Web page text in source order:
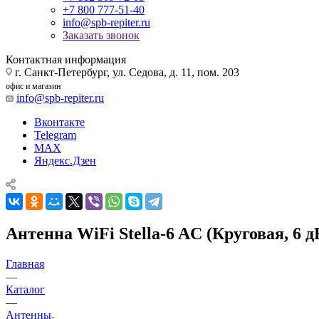
+7 800 777-51-40
info@spb-repiter.ru
Заказать звонок
Контактная информация
г. Санкт-Петербург, ул. Седова, д. 11, пом. 203
офис и магазин
info@spb-repiter.ru
Вконтакте
Telegram
MAX
Яндекс.Дзен
Антенна WiFi Stella-6 AC (Круговая, 6
Главная
—
Каталог
—
Антенны